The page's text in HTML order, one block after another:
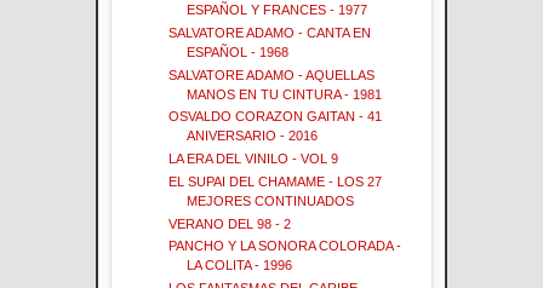
ESPAÑOL Y FRANCES - 1977
SALVATORE ADAMO - CANTA EN
ESPAÑOL - 1968
SALVATORE ADAMO - AQUELLAS
MANOS EN TU CINTURA - 1981
OSVALDO CORAZON GAITAN - 41
ANIVERSARIO - 2016
LA ERA DEL VINILO - VOL 9
EL SUPAI DEL CHAMAME - LOS 27
MEJORES CONTINUADOS
VERANO DEL 98 - 2
PANCHO Y LA SONORA COLORADA -
LA COLITA - 1996